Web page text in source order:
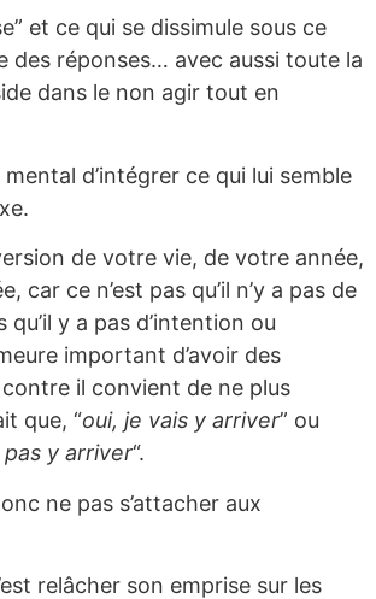
et ce qui se dissimule sous ce
des réponses… avec aussi toute la
dans le non agir tout en
d’intégrer ce qui lui semble
de votre vie, de votre année,
car ce n’est pas qu’il n’y a pas de
qu’il y a pas d’intention ou
important d’avoir des
il convient de ne plus
que, “oui, je vais y arriver” ou
y arriver“.
ne pas s’attacher aux
relâcher son emprise sur les